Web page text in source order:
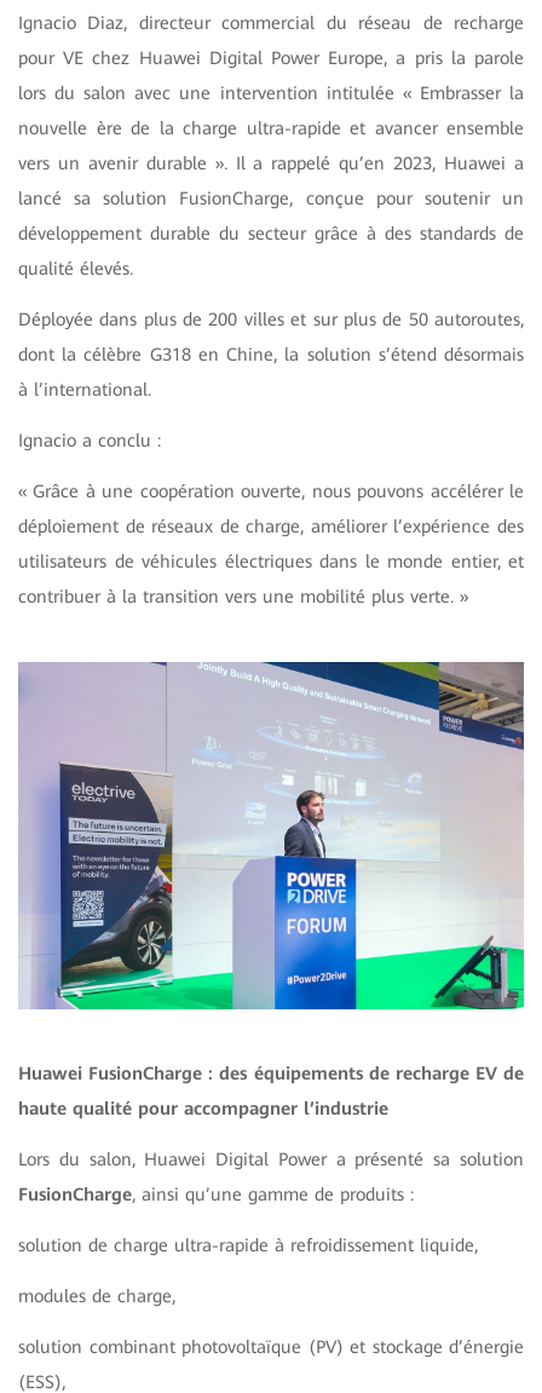
Ignacio Diaz, directeur commercial du réseau de recharge
pour VE chez Huawei Digital Power Europe, a pris la parole
lors du salon avec une intervention intitulée « Embrasser la
nouvelle ère de la charge ultra-rapide et avancer ensemble
vers un avenir durable ». Il a rappelé qu’en 2023, Huawei a
lancé sa solution FusionCharge, conçue pour soutenir un
développement durable du secteur grâce à des standards de
qualité élevés.
Déployée dans plus de 200 villes et sur plus de 50 autoroutes,
dont la célèbre G318 en Chine, la solution s’étend désormais
à l’international.
Ignacio a conclu :
« Grâce à une coopération ouverte, nous pouvons accélérer le
déploiement de réseaux de charge, améliorer l’expérience des
utilisateurs de véhicules électriques dans le monde entier, et
contribuer à la transition vers une mobilité plus verte. »
Huawei FusionCharge : des équipements de recharge EV de
haute qualité pour accompagner l’industrie
Lors du salon, Huawei Digital Power a présenté sa solution
FusionCharge, ainsi qu’une gamme de produits :
solution de charge ultra-rapide à refroidissement liquide,
modules de charge,
solution combinant photovoltaïque (PV) et stockage d’énergie
(ESS),